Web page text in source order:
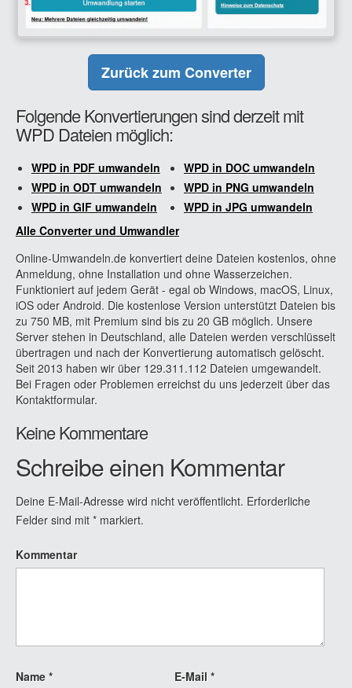
Zurück zum Converter
Folgende Konvertierungen sind derzeit mit
WPD Dateien möglich:
WPD in PDF umwandeln
WPD in DOC umwandeln
WPD in ODT umwandeln
WPD in PNG umwandeln
WPD in GIF umwandeln
WPD in JPG umwandeln
Alle Converter und Umwandler
Online-Umwandeln.de konvertiert deine Dateien kostenlos, ohne
Anmeldung, ohne Installation und ohne Wasserzeichen.
Funktioniert auf jedem Gerät - egal ob Windows, macOS, Linux,
iOS oder Android. Die kostenlose Version unterstützt Dateien bis
zu 750 MB, mit Premium sind bis zu 20 GB möglich. Unsere
Server stehen in Deutschland, alle Dateien werden verschlüsselt
übertragen und nach der Konvertierung automatisch gelöscht.
Seit 2013 haben wir über 129.311.112 Dateien umgewandelt.
Bei Fragen oder Problemen erreichst du uns jederzeit über das
Kontaktformular.
Keine Kommentare
Schreibe einen Kommentar
Deine E-Mail-Adresse wird nicht veröffentlicht. Erforderliche
Felder sind mit * markiert.
Kommentar
Name * E-Mail *